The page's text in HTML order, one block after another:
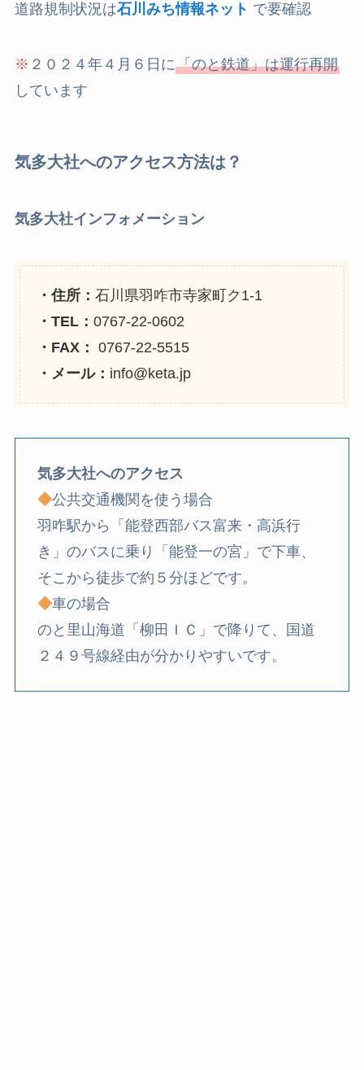
道路規制状況は石川みち情報ネット で要確認
※ ２０２４年４月６日に「のと鉄道」は運行再開
しています
気多大社へのアクセス方法は？
気多大社インフォメーション
・住所： 石川県羽咋市寺家町ク1-1
・TEL： 0767-22-0602
・FAX： 0767-22-5515
・メール： info@keta.jp
気多大社へのアクセス
◆公共交通機関を使う場合
羽咋駅から「能登西部バス富来・高浜行
き」のバスに乗り「能登一の宮」で下車、
そこから徒歩で約５分ほどです。
◆車の場合
のと里山海道「柳田ＩＣ」で降りて、国道
２４９号線経由が分かりやすいです。